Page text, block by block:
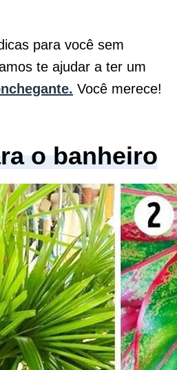
para você sem
te ajudar a ter um
Você merece!
o banheiro